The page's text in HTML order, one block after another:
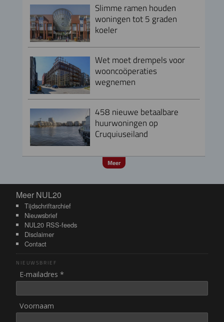
Slimme ramen houden
woningen tot 5 graden
koeler
Wet moet drempels voor
wooncoöperaties
wegnemen
458 nieuwe betaalbare
huurwoningen op
Cruquiuseiland
Meer
Meer NUL20
Meer NUL20
Tijdschriftarchief
Nieuwsbrief
NUL20 RSS-feeds
Disclaimer
Contact
NIEUWSBRIEF
E-mailadres *
Voornaam